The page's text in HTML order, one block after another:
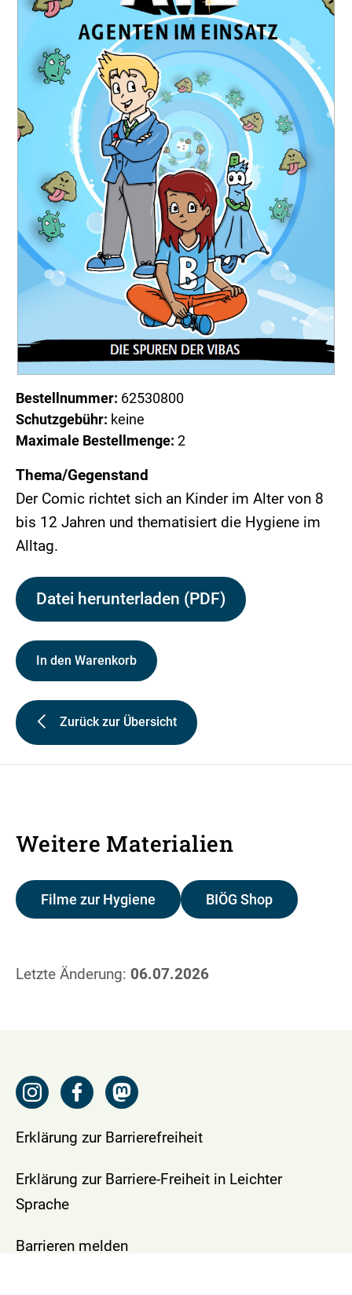
Bestellnummer: 62530800
Schutzgebühr: keine
Maximale Bestellmenge: 2
Thema/Gegenstand
Der Comic richtet sich an Kinder im Alter von 8
bis 12 Jahren und thematisiert die Hygiene im
Alltag.
Datei herunterladen (PDF)
In den Warenkorb
Zurück zur Übersicht
Weitere Materialien
Filme zur Hygiene BIÖG Shop
Letzte Änderung: 06.07.2026
Erklärung zur Barrierefreiheit
Erklärung zur Barriere-Freiheit in Leichter
Sprache
Barrieren melden